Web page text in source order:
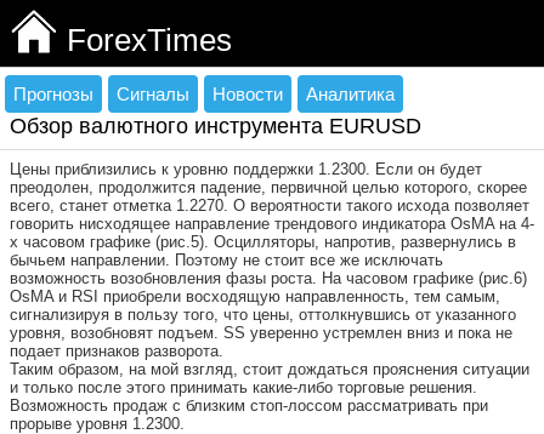
ForexTimes
Прогнозы Сигналы Новости Аналитика
Обзор валютного инструмента EURUSD
Цены приблизились к уровню поддержки 1.2300. Если он будет
преодолен, продолжится падение, первичной целью которого, скорее
всего, станет отметка 1.2270. О вероятности такого исхода позволяет
говорить нисходящее направление трендового индикатора OsMA на 4-
х часовом графике (рис.5). Осцилляторы, напротив, развернулись в
бычьем направлении. Поэтому не стоит все же исключать
возможность возобновления фазы роста. На часовом графике (рис.6)
OsMA и RSI приобрели восходящую направленность, тем самым,
сигнализируя в пользу того, что цены, оттолкнувшись от указанного
уровня, возобновят подъем. SS уверенно устремлен вниз и пока не
подает признаков разворота.
Таким образом, на мой взгляд, стоит дождаться прояснения ситуации
и только после этого принимать какие-либо торговые решения.
Возможность продаж с близким стоп-лоссом рассматривать при
прорыве уровня 1.2300.